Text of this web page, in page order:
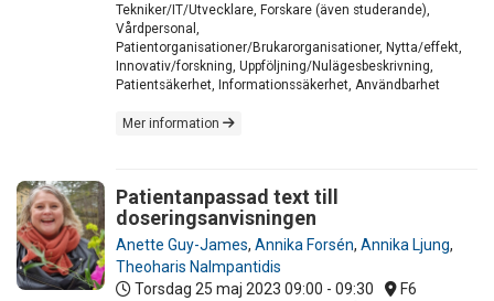
Tekniker/IT/Utvecklare, Forskare (även studerande),
Vårdpersonal,
Patientorganisationer/Brukarorganisationer, Nytta/effekt,
Innovativ/forskning, Uppföljning/Nulägesbeskrivning,
Patientsäkerhet, Informationssäkerhet, Användbarhet
Mer information
Patientanpassad text till
doseringsanvisningen
Anette Guy-James, Annika Forsén, Annika Ljung,
Theoharis Nalmpantidis
Torsdag 25 maj 2023 09:00 - 09:30 F6